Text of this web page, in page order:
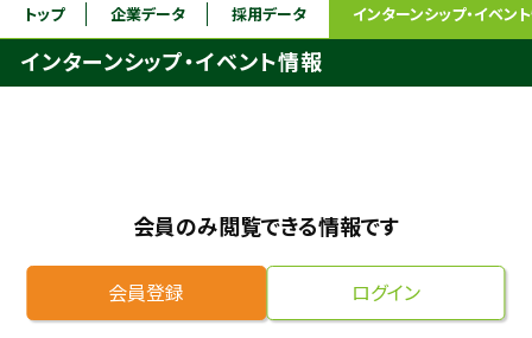
高専OBOGをさがす
9/30
トップ 企業データ 採用データ インターンシップ・イベン
インターンシップ・イベント情報
会員のみ閲覧できる情報です
会員登録 ログイン